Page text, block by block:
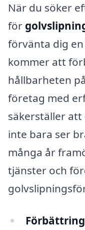
När du söker
för
förvänta dig
kommer att
hållbarheten
företag med
säkerställer
inte bara ser
många år
tjänster och